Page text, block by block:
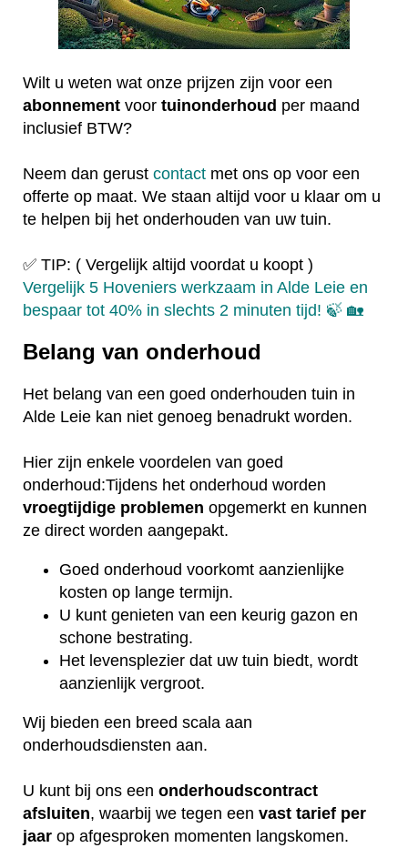
Wilt u weten wat onze prijzen zijn voor een
abonnement voor tuinonderhoud per maand
inclusief BTW?
Neem dan gerust contact met ons op voor een
offerte op maat. We staan altijd voor u klaar om u
te helpen bij het onderhouden van uw tuin.
✅ TIP: ( Vergelijk altijd voordat u koopt )
Vergelijk 5 Hoveniers werkzaam in Alde Leie en
bespaar tot 40% in slechts 2 minuten tijd! 🍃 🏡
Belang van onderhoud
Het belang van een goed onderhouden tuin in
Alde Leie kan niet genoeg benadrukt worden.
Hier zijn enkele voordelen van goed
onderhoud:Tijdens het onderhoud worden
vroegtijdige problemen opgemerkt en kunnen
ze direct worden aangepakt.
Goed onderhoud voorkomt aanzienlijke
kosten op lange termijn.
U kunt genieten van een keurig gazon en
schone bestrating.
Het levensplezier dat uw tuin biedt, wordt
aanzienlijk vergroot.
Wij bieden een breed scala aan
onderhoudsdiensten aan.
U kunt bij ons een onderhoudscontract
afsluiten, waarbij we tegen een vast tarief per
jaar op afgesproken momenten langskomen.